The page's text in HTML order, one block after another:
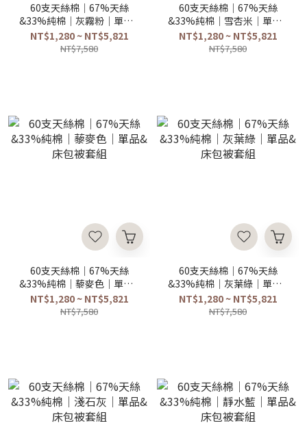
60支天絲棉｜67%天絲
&33%純棉｜灰霧粉｜單品&
床包被套組
NT$1,280 ~ NT$5,821
NT$7,580
60支天絲棉｜67%天絲
&33%純棉｜雪杏米｜單品&
床包被套組
NT$1,280 ~ NT$5,821
NT$7,580
60支天絲棉｜67%天絲
&33%純棉｜藜麥色｜單品&
床包被套組
NT$1,280 ~ NT$5,821
NT$7,580
60支天絲棉｜67%天絲
&33%純棉｜灰葉綠｜單品&
床包被套組
NT$1,280 ~ NT$5,821
NT$7,580